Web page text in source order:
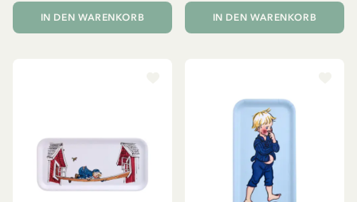
IN DEN WARENKORB IN DEN WARENKORB